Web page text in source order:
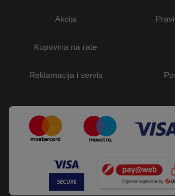
Akcija
Kupovina na rate
Reklamacija i servis